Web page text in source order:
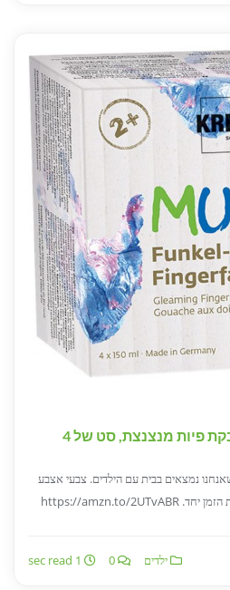
צבעי אצבעות Mucki אבקת פיות מנצנצת, סט של 4
בימים האלו שאנחנו נמצאים בבית עם הילדים. צבעי אצבע
ילדים